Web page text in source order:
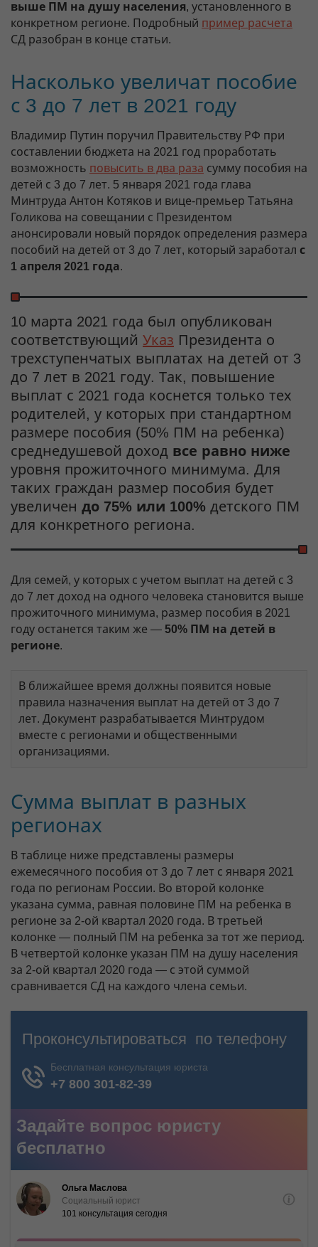
выше ПМ на душу населения, установленного в
конкретном регионе. Подробный пример расчета
СД разобран в конце статьи.
Насколько увеличат пособие
с 3 до 7 лет в 2021 году
Владимир Путин поручил Правительству РФ при
составлении бюджета на 2021 год проработать
возможность повысить в два раза сумму пособия на
детей с 3 до 7 лет. 5 января 2021 года глава
Минтруда Антон Котяков и вице-премьер Татьяна
Голикова на совещании с Президентом
анонсировали новый порядок определения размера
пособий на детей от 3 до 7 лет, который заработал с
1 апреля 2021 года.
10 марта 2021 года был опубликован
соответствующий Указ Президента о
трехступенчатых выплатах на детей от 3
до 7 лет в 2021 году. Так, повышение
выплат с 2021 года коснется только тех
родителей, у которых при стандартном
размере пособия (50% ПМ на ребенка)
среднедушевой доход все равно ниже
уровня прожиточного минимума. Для
таких граждан размер пособия будет
увеличен до 75% или 100% детского ПМ
для конкретного региона.
Для семей, у которых с учетом выплат на детей с 3
до 7 лет доход на одного человека становится выше
прожиточного минимума, размер пособия в 2021
году останется таким же — 50% ПМ на детей в
регионе.
В ближайшее время должны появится новые
правила назначения выплат на детей от 3 до 7
лет. Документ разрабатывается Минтрудом
вместе с регионами и общественными
организациями.
Сумма выплат в разных
регионах
В таблице ниже представлены размеры
ежемесячного пособия от 3 до 7 лет с января 2021
года по регионам России. Во второй колонке
указана сумма, равная половине ПМ на ребенка в
регионе за 2-ой квартал 2020 года. В третьей
колонке — полный ПМ на ребенка за тот же период.
В четвертой колонке указан ПМ на душу населения
за 2-ой квартал 2020 года — с этой суммой
сравнивается СД на каждого члена семьи.